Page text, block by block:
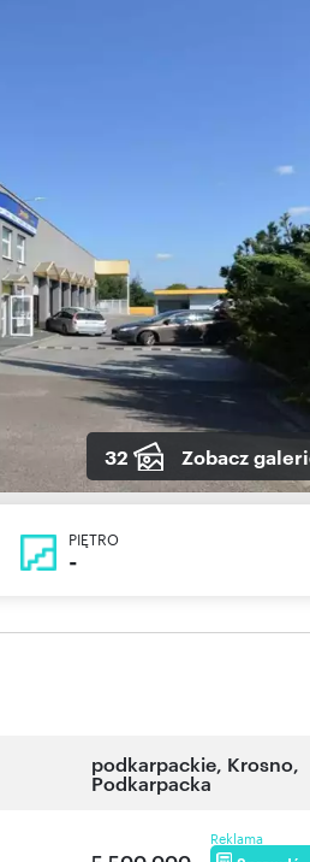
32 Zobacz
PIĘTRO
-
podkarpackie, Krosno,
Podkarpacka
Reklama